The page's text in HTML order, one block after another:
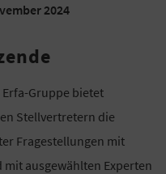
2024
Gruppe bietet
Stellvertretern die
Fragestellungen mit
ausgewählten Experten